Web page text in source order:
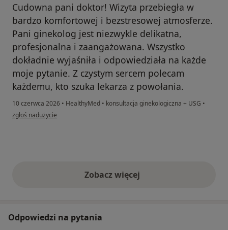
Cudowna pani doktor! Wizyta przebiegła w
bardzo komfortowej i bezstresowej atmosferze.
Pani ginekolog jest niezwykle delikatna,
profesjonalna i zaangażowana. Wszystko
dokładnie wyjaśniła i odpowiedziała na każde
moje pytanie. Z czystym sercem polecam
każdemu, kto szuka lekarza z powołania.
10 czerwca 2026 • HealthyMed • konsultacja ginekologiczna + USG •
w opinii użytkownika Bianka
zgłoś nadużycie
Zobacz więcejopinie powyżej
Odpowiedzi na pytania